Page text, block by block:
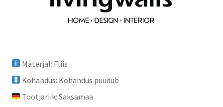
Materjal: Fliis
Kohandus: Kohandus puudub
Tootjariik: Saksamaa